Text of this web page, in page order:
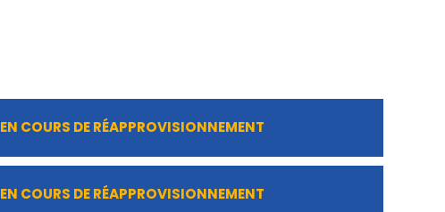
EN COURS DE RÉAPPROVISIONNEMENT
EN COURS DE RÉAPPROVISIONNEMENT